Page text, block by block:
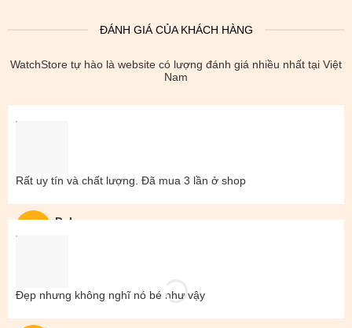
ĐÁNH GIÁ CỦA KHÁCH HÀNG
WatchStore tự hào là website có lượng đánh giá nhiều nhất tại Việt
Nam
Đal
Rất uy tín và chất lượng. Đã mua 3 lần ở shop
Đẹp nhưng không nghĩ nó bé như vậy